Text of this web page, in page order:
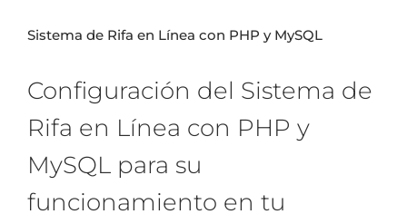
Sistema de Rifa en Línea con PHP y MySQL
Configuración del Sistema de
Rifa en Línea con PHP y
MySQL para su
funcionamiento en tu